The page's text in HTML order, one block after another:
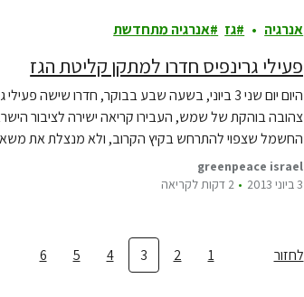
אנרגיה גז אנרגיה מתחדשת
פעילי גרינפיס חדרו למתקן קליטת הגז
היום יום שני 3 ביוני, בשעה שבע בבוקר, חדרו
צהובה בוהקת של שמש, העבירו קריאה ישירה לציבור
החשמל שצפוי להתרחש בקיץ הקרוב, ולא מנצלת את
greenpeace israel
3 ביוני 2013
2 דקות לקריאה
לחזור 1
2
3
4
5
6